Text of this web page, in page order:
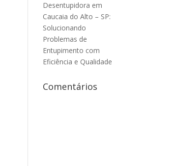
Desentupidora em
Caucaia do Alto – SP:
Solucionando
Problemas de
Entupimento com
Eficiência e Qualidade
Comentários